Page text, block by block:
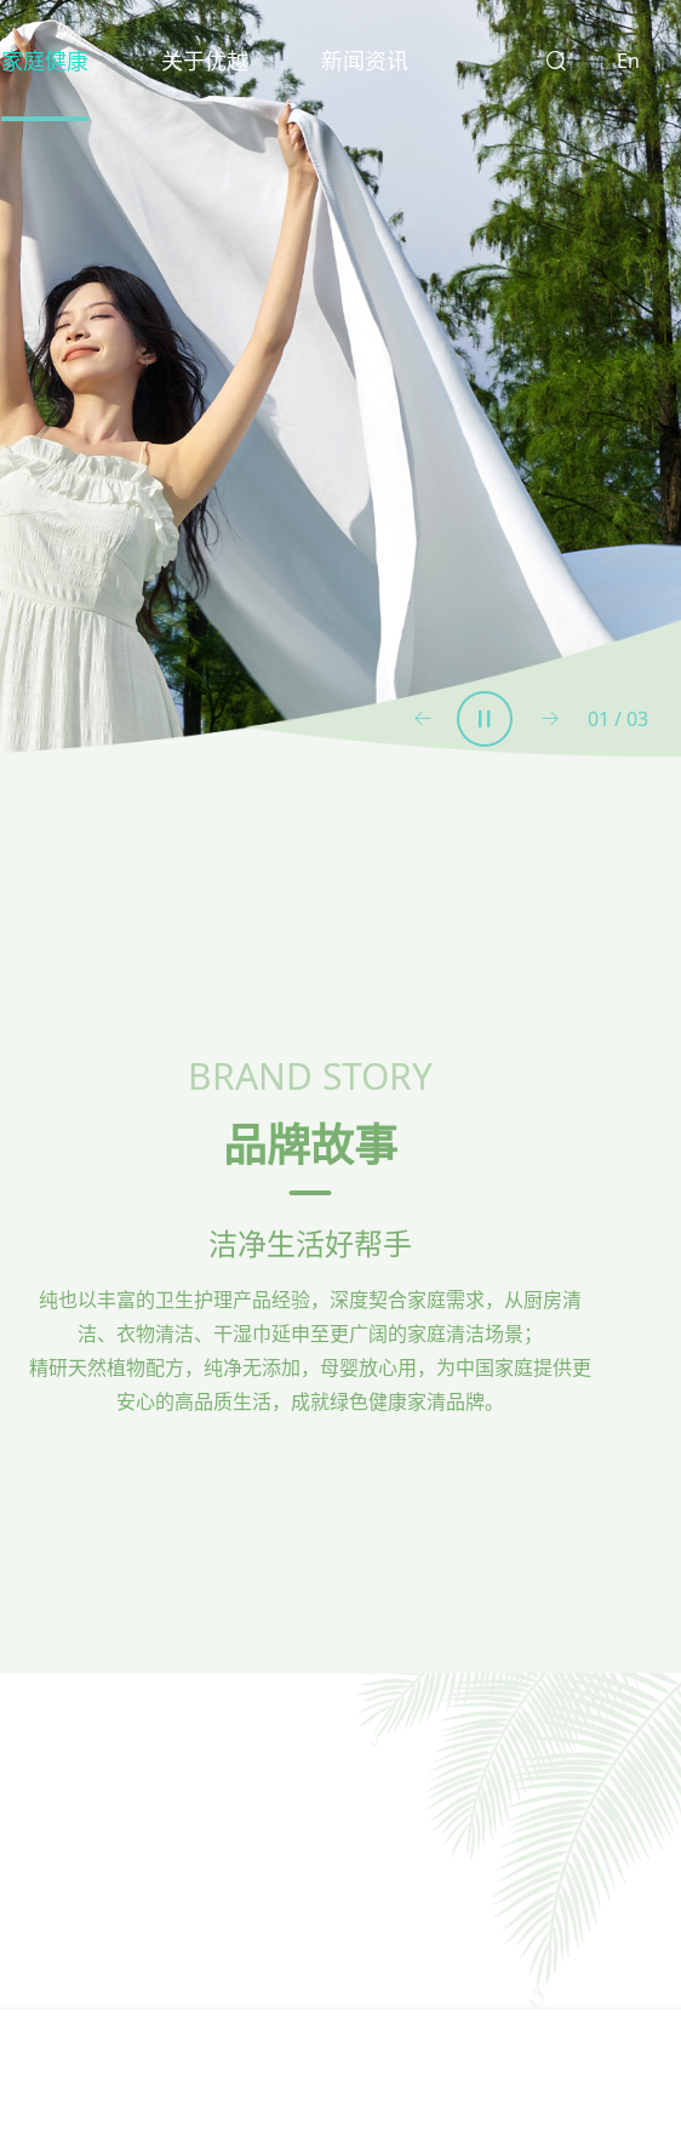
En
家庭健康 关于优越 新闻资讯
02 / 03
BRAND STORY
品牌故事
洁净生活好帮手
纯也以丰富的卫生护理产品经验，深度契合家庭需求，从厨房清
洁、衣物清洁、干湿巾延申至更广阔的家庭清洁场景；
精研天然植物配方，纯净无添加，母婴放心用，为中国家庭提供更
安心的高品质生活，成就绿色健康家清品牌。